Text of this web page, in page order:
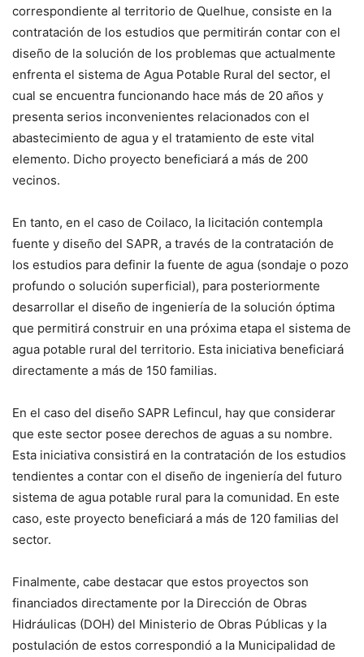
correspondiente al territorio de Quelhue, consiste en la
contratación de los estudios que permitirán contar con el
diseño de la solución de los problemas que actualmente
enfrenta el sistema de Agua Potable Rural del sector, el
cual se encuentra funcionando hace más de 20 años y
presenta serios inconvenientes relacionados con el
abastecimiento de agua y el tratamiento de este vital
elemento. Dicho proyecto beneficiará a más de 200
vecinos.
En tanto, en el caso de Coilaco, la licitación contempla
fuente y diseño del SAPR, a través de la contratación de
los estudios para definir la fuente de agua (sondaje o pozo
profundo o solución superficial), para posteriormente
desarrollar el diseño de ingeniería de la solución óptima
que permitirá construir en una próxima etapa el sistema de
agua potable rural del territorio. Esta iniciativa beneficiará
directamente a más de 150 familias.
En el caso del diseño SAPR Lefincul, hay que considerar
que este sector posee derechos de aguas a su nombre.
Esta iniciativa consistirá en la contratación de los estudios
tendientes a contar con el diseño de ingeniería del futuro
sistema de agua potable rural para la comunidad. En este
caso, este proyecto beneficiará a más de 120 familias del
sector.
Finalmente, cabe destacar que estos proyectos son
financiados directamente por la Dirección de Obras
Hidráulicas (DOH) del Ministerio de Obras Públicas y la
postulación de estos correspondió a la Municipalidad de